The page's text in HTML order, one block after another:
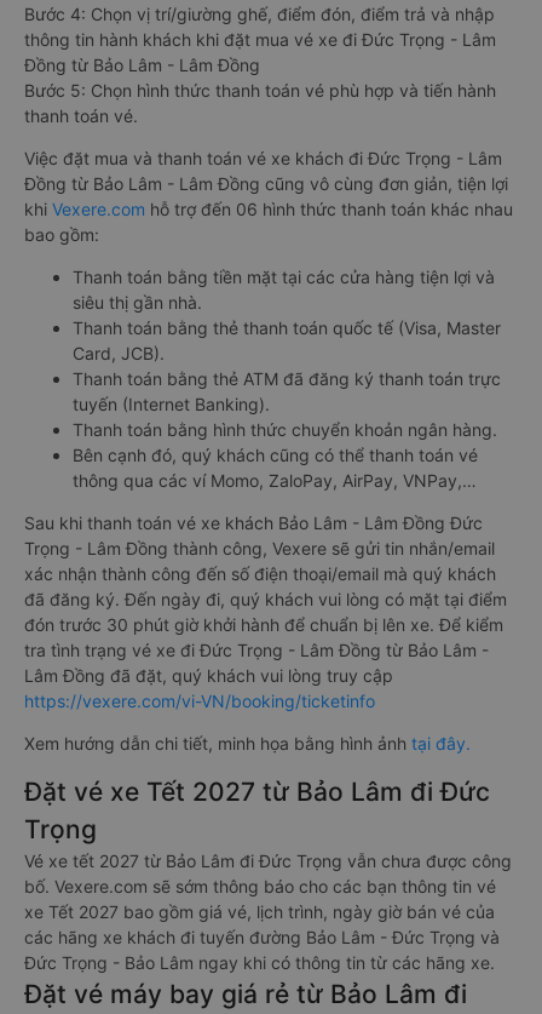
Bước 4: Chọn vị trí/giường ghế, điểm đón, điểm trả và nhập
thông tin hành khách khi đặt mua vé xe đi Đức Trọng - Lâm
Đồng từ Bảo Lâm - Lâm Đồng
Bước 5: Chọn hình thức thanh toán vé phù hợp và tiến hành
thanh toán vé.
Việc đặt mua và thanh toán vé xe khách đi Đức Trọng - Lâm
Đồng từ Bảo Lâm - Lâm Đồng cũng vô cùng đơn giản, tiện lợi
khi Vexere.com hỗ trợ đến 06 hình thức thanh toán khác nhau
bao gồm:
Thanh toán bằng tiền mặt tại các cửa hàng tiện lợi và
siêu thị gần nhà.
Thanh toán bằng thẻ thanh toán quốc tế (Visa, Master
Card, JCB).
Thanh toán bằng thẻ ATM đã đăng ký thanh toán trực
tuyến (Internet Banking).
Thanh toán bằng hình thức chuyển khoản ngân hàng.
Bên cạnh đó, quý khách cũng có thể thanh toán vé
thông qua các ví Momo, ZaloPay, AirPay, VNPay,…
Sau khi thanh toán vé xe khách Bảo Lâm - Lâm Đồng Đức
Trọng - Lâm Đồng thành công, Vexere sẽ gửi tin nhắn/email
xác nhận thành công đến số điện thoại/email mà quý khách
đã đăng ký. Đến ngày đi, quý khách vui lòng có mặt tại điểm
đón trước 30 phút giờ khởi hành để chuẩn bị lên xe. Để kiểm
tra tình trạng vé xe đi Đức Trọng - Lâm Đồng từ Bảo Lâm -
Lâm Đồng đã đặt, quý khách vui lòng truy cập
https://vexere.com/vi-VN/booking/ticketinfo
Xem hướng dẫn chi tiết, minh họa bằng hình ảnh tại đây.
Đặt vé xe Tết 2027 từ Bảo Lâm đi Đức
Trọng
Vé xe tết 2027 từ Bảo Lâm đi Đức Trọng vẫn chưa được công
bố. Vexere.com sẽ sớm thông báo cho các bạn thông tin vé
xe Tết 2027 bao gồm giá vé, lịch trình, ngày giờ bán vé của
các hãng xe khách đi tuyến đường Bảo Lâm - Đức Trọng và
Đức Trọng - Bảo Lâm ngay khi có thông tin từ các hãng xe.
Đặt vé máy bay giá rẻ từ Bảo Lâm đi